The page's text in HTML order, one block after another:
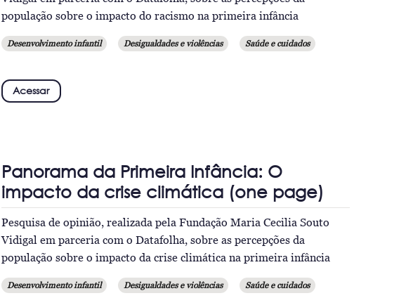
população sobre o impacto do racismo na primeira infância
Desenvolvimento infantil Desigualdades e violências Saúde e cuidados
Acessar
Panorama da Primeira Infância: O
impacto da crise climática (one page)
Pesquisa de opinião, realizada pela Fundação Maria Cecilia Souto
Vidigal em parceria com o Datafolha, sobre as percepções da
população sobre o impacto da crise climática na primeira infância
Desenvolvimento infantil Desigualdades e violências Saúde e cuidados